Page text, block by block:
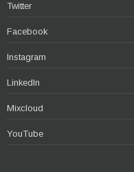
Twitter
Facebook
Instagram
LinkedIn
Mixcloud
YouTube